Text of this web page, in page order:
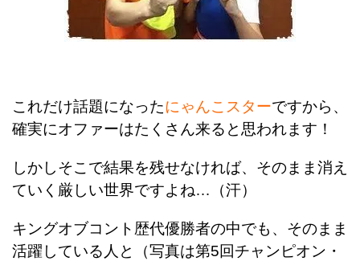
これだけ話題になったにゃんこスターですから、
確実にオファーはたくさん来ると思われます！
しかしそこで結果を残せなければ、そのまま消え
ていく厳しい世界ですよね…（汗）
キングオブコント歴代優勝者の中でも、そのまま
活躍している人と（写真は第5回チャンピオン・